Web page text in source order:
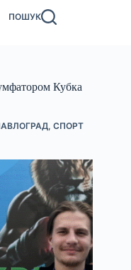
ПОШУК
Кубка
, СПОРТ